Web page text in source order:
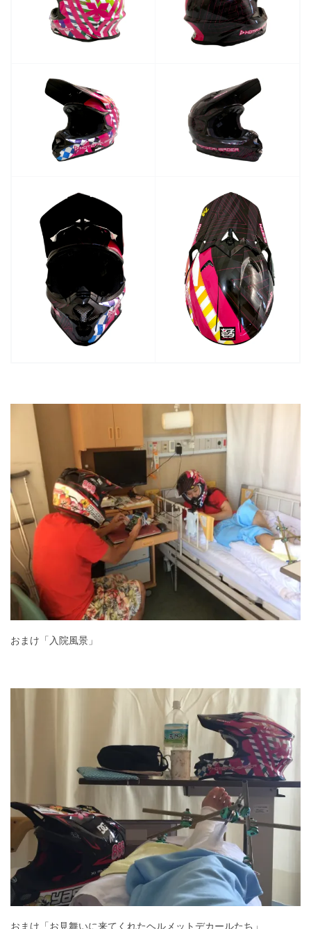
おまけ「入院風景」
おまけ「お見舞いに来てくれたヘルメットデカールたち」